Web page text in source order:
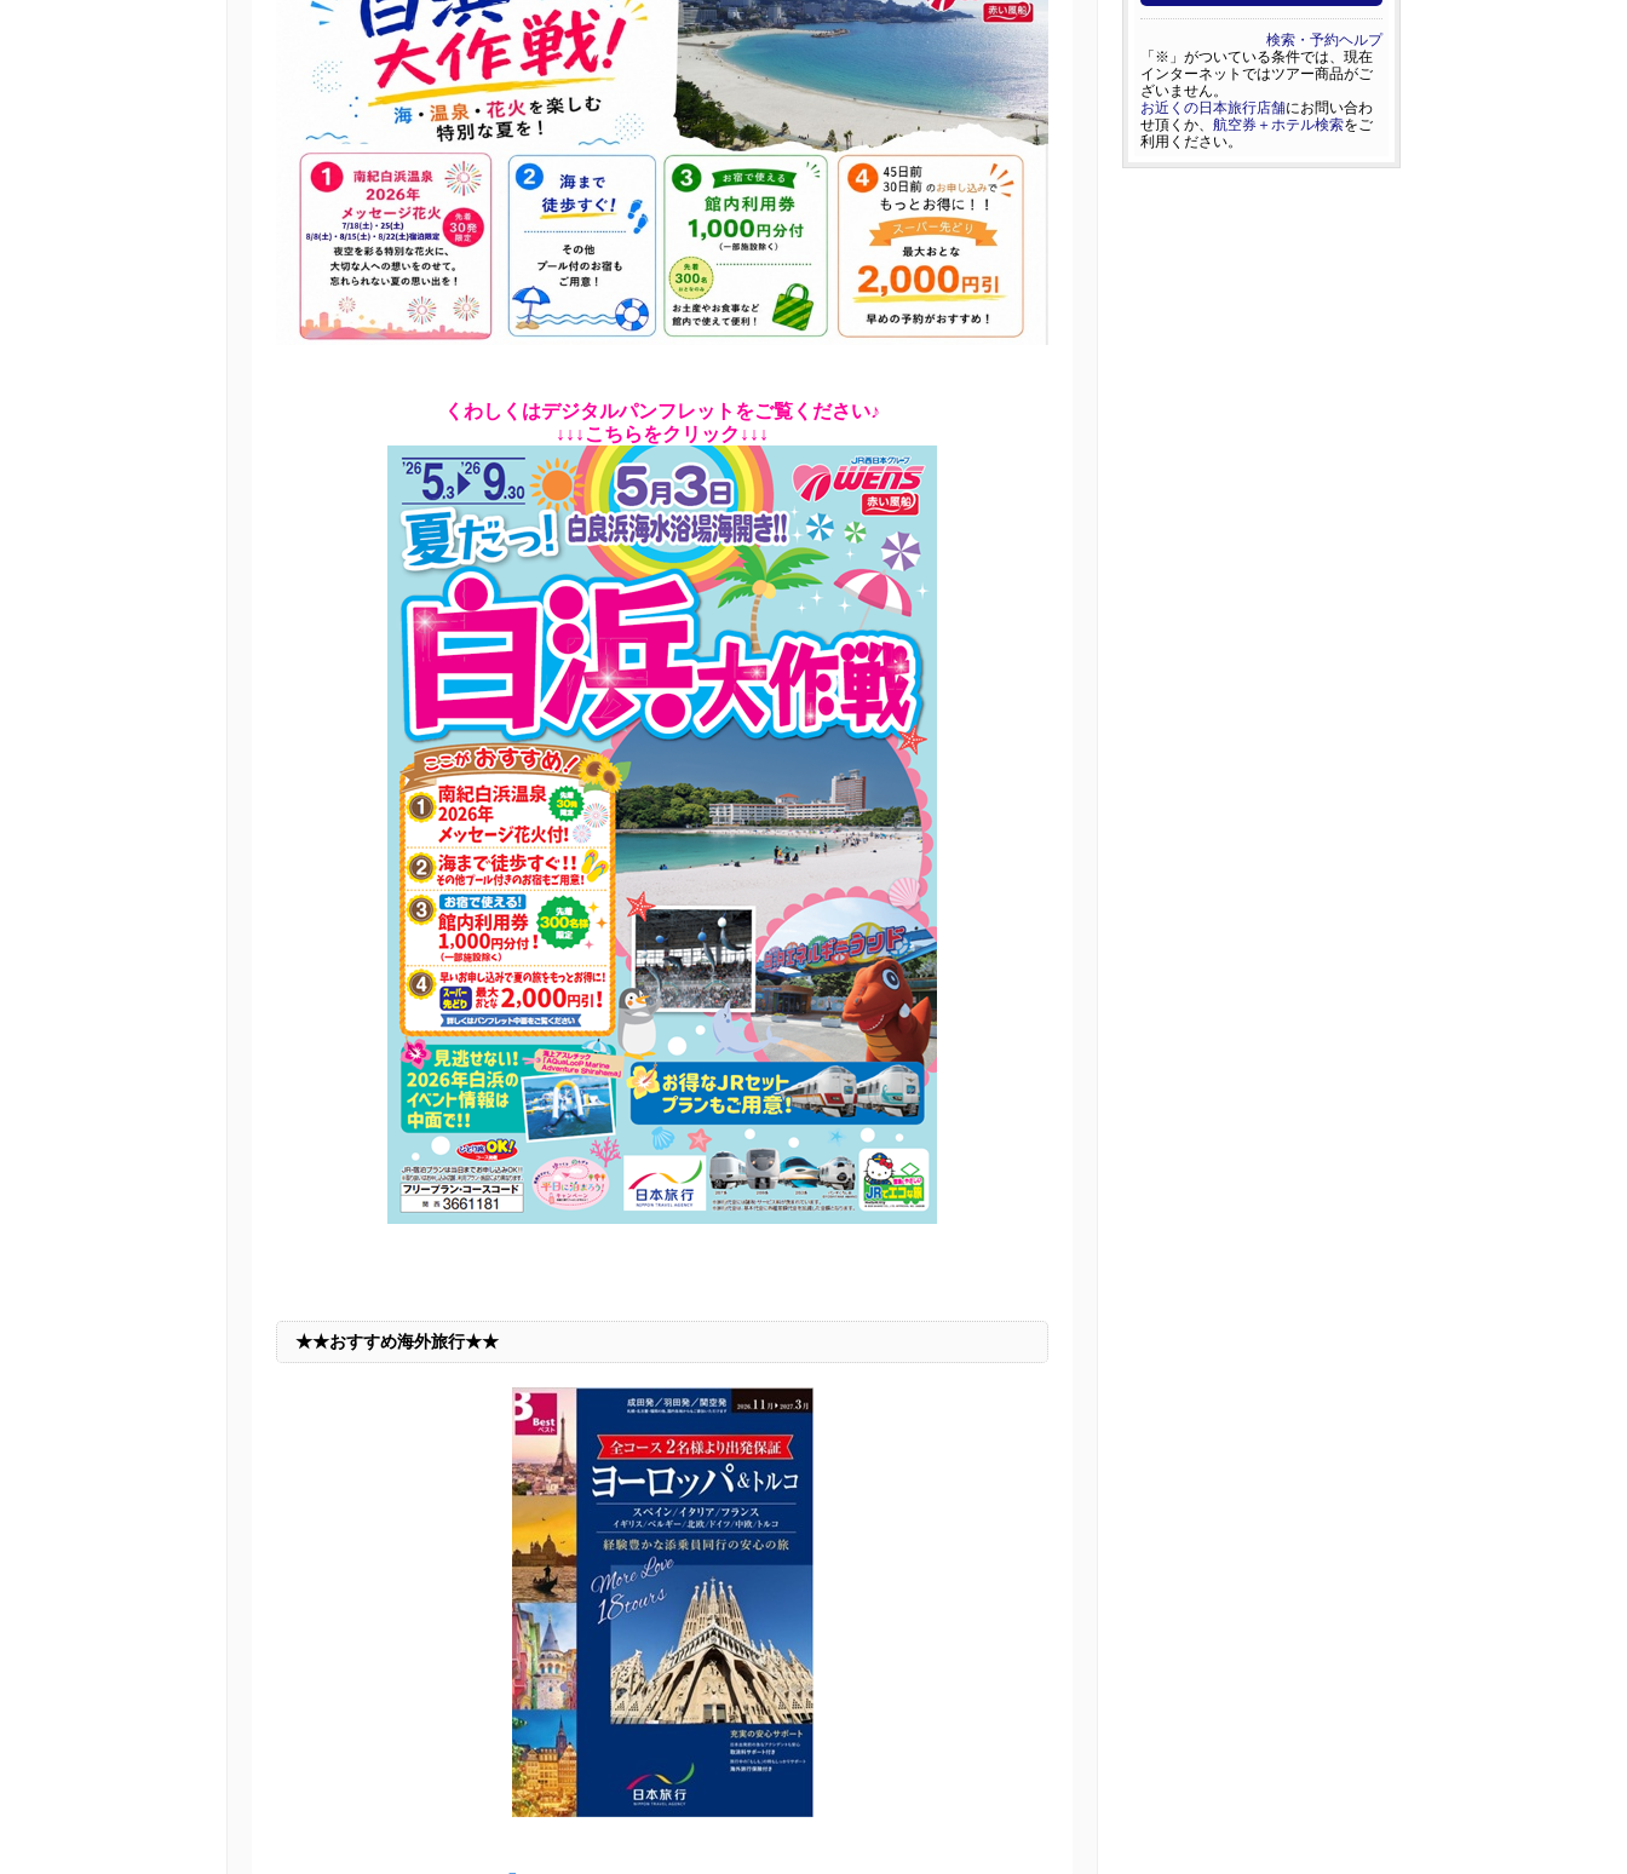
くわしくはデジタルパンフレットをご覧ください♪
↓↓↓こちらをクリック↓↓↓
★★おすすめ海外旅行★★
検索・予約ヘルプ
「※」がついている条件では、現在
インターネットではツアー商品がご
ざいません。
お近くの日本旅行店舗にお問い合わ
せ頂くか、 航空券＋ホテル検索をご
利用ください。